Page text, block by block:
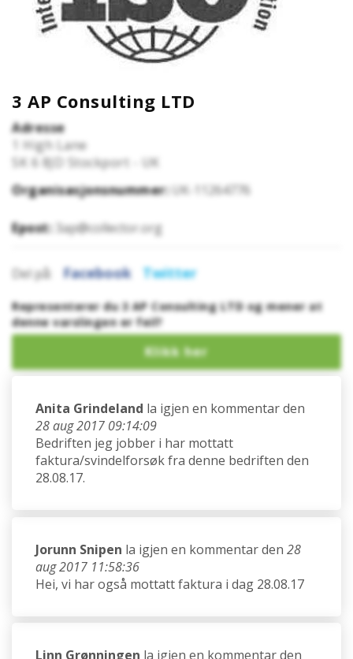
3 AP Consulting LTD
Adresse
1 High Lane
SK 6 8JD
Stockport - UK
Organisasjonsnummer: UK-11264776
Epost: 3ap@collector.org
Del på: Facebook Twitter
Representerer du 3 AP Consulting LTD og mener at
denne varslingen er feil?
Anita Grindeland la igjen en kommentar den
28 aug 2017 09:14:09
Bedriften jeg jobber i har mottatt
faktura/svindelforsøk fra denne bedriften den
28.08.17.
Jorunn Snipen la igjen en kommentar den 28
aug 2017 11:58:36
Hei, vi har også mottatt faktura i dag 28.08.17
Linn Grønningen la igjen en kommentar den